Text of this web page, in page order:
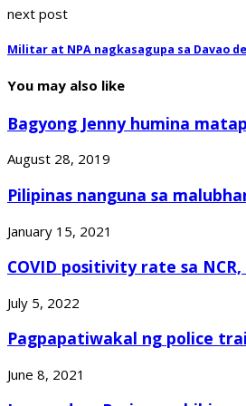
next post
Militar at NPA nagkasagupa sa Davao
You may also like
Bagyong Jenny humina
August 28, 2019
Pilipinas nanguna sa
January 15, 2021
COVID positivity rate sa
July 5, 2022
Pagpapatiwakal ng police
June 8, 2021